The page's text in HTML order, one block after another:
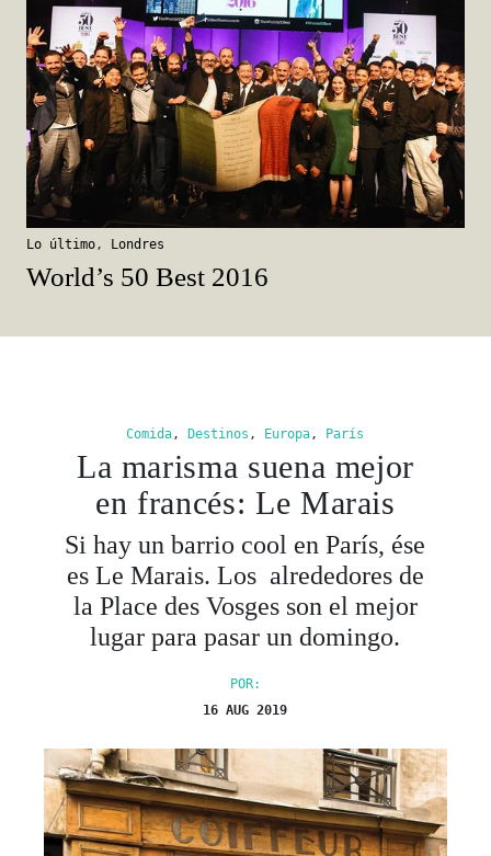
Lo último , Londres
World’s 50 Best 2016
Comida ,Destinos , Europa , París
La marisma suena mejor
en francés: Le Marais
Si hay un barrio cool en París, ése
es Le Marais. Los alrededores de
la Place des Vosges son el mejor
lugar para pasar un domingo.
POR:
16 AUG 2019